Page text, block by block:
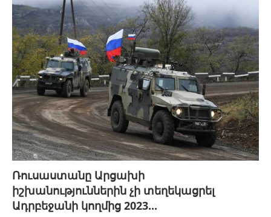
Ռուսաստանը Արցախի
իշխանություններին չի տեղեկացրել
Ադրբեջանի կողմից 2023...